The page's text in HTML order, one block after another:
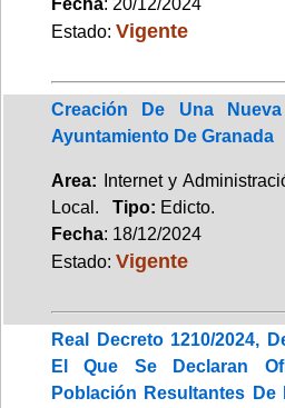
Estado: Vigente
Creación De Una
Ayuntamiento De Granada
Area: Internet y
Local. Tipo: Edicto.
Fecha: 18/12/2024
Estado: Vigente
Real Decreto 1210/2024,
El Que Se Declaran
Población Resultantes